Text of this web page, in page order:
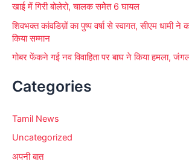
खाई में गिरी बोलेरो, चालक समेेत 6 घायल
शिवभक्त कांवडिय़ों का पुष्प वर्षा से स्वागत, सीएम धामी ने
किया सम्मान
गोबर फेंकने गई नव विवाहिता पर बाघ ने किया हमला,
Categories
Tamil News
Uncategorized
अपनी बात